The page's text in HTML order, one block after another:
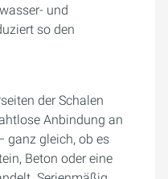
und
so den
der Schalen
Anbindung an
ganz gleich, ob es
Beton oder eine